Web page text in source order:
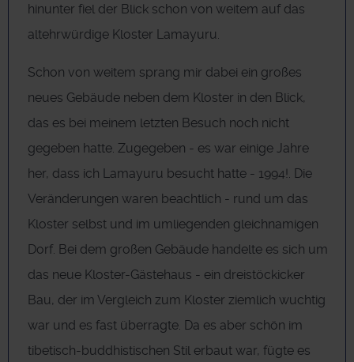
hinunter fiel der Blick schon von weitem auf das
altehrwürdige Kloster Lamayuru.
Schon von weitem sprang mir dabei ein großes
neues Gebäude neben dem Kloster in den Blick,
das es bei meinem letzten Besuch noch nicht
gegeben hatte. Zugegeben - es war einige Jahre
her, dass ich Lamayuru besucht hatte - 1994!. Die
Veränderungen waren beachtlich - rund um das
Kloster selbst und im umliegenden gleichnamigen
Dorf. Bei dem großen Gebäude handelte es sich um
das neue Kloster-Gästehaus - ein dreistöckicker
Bau, der im Vergleich zum Kloster ziemlich wuchtig
war und es fast überragte. Da es aber schön im
tibetisch-buddhistischen Stil erbaut war, fügte es